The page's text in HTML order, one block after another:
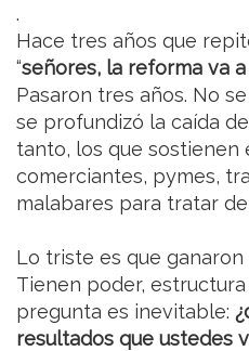
.
Hace tres años que
“señores, la reforma va
Pasaron tres años. No
se profundizó la caída
tanto, los que sostienen
comerciantes, pymes,
malabares para tratar de
Lo triste es que
Tienen poder,
pregunta es inevitable:
resultados que ustedes